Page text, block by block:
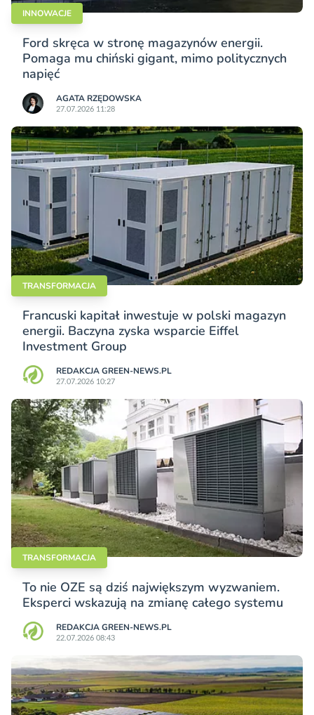
INNOWACJE
Ford skręca w stronę magazynów energii.
Pomaga mu chiński gigant, mimo politycznych
napięć
AGATA RZĘDOWSKA
27.07.2026 11:28
TRANSFORMACJA
Francuski kapitał inwestuje w polski magazyn
energii. Baczyna zyska wsparcie Eiffel
Investment Group
REDAKCJA GREEN-NEWS.PL
27.07.2026 10:27
TRANSFORMACJA
To nie OZE są dziś największym wyzwaniem.
Eksperci wskazują na zmianę całego systemu
REDAKCJA GREEN-NEWS.PL
22.07.2026 08:43